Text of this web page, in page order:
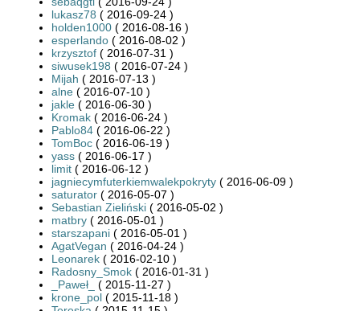
lukasz78 ( 2016-09-24 )
holden1000 ( 2016-08-16 )
esperlando ( 2016-08-02 )
krzysztof ( 2016-07-31 )
siwusek198 ( 2016-07-24 )
Mijah ( 2016-07-13 )
alne ( 2016-07-10 )
jakle ( 2016-06-30 )
Kromak ( 2016-06-24 )
Pablo84 ( 2016-06-22 )
TomBoc ( 2016-06-19 )
yass ( 2016-06-17 )
limit ( 2016-06-12 )
jagniecymfuterkiemwalekpokryty ( 2016-06-09 )
saturator ( 2016-05-07 )
Sebastian Zieliński ( 2016-05-02 )
matbry ( 2016-05-01 )
starszapani ( 2016-05-01 )
AgatVegan ( 2016-04-24 )
Leonarek ( 2016-02-10 )
Radosny_Smok ( 2016-01-31 )
_Paweł_
( 2015-11-27 )
krone_pol ( 2015-11-18 )